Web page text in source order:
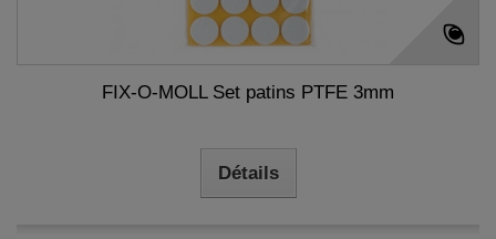
FIX-O-MOLL Set patins PTFE 3mm
Détails